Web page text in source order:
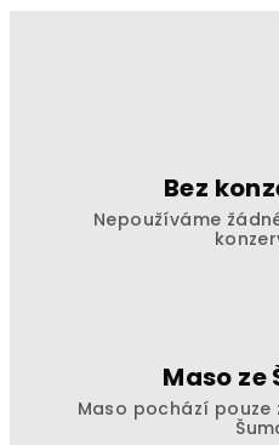
Bez
Nepoužíváme
Maso ze
Maso pochází